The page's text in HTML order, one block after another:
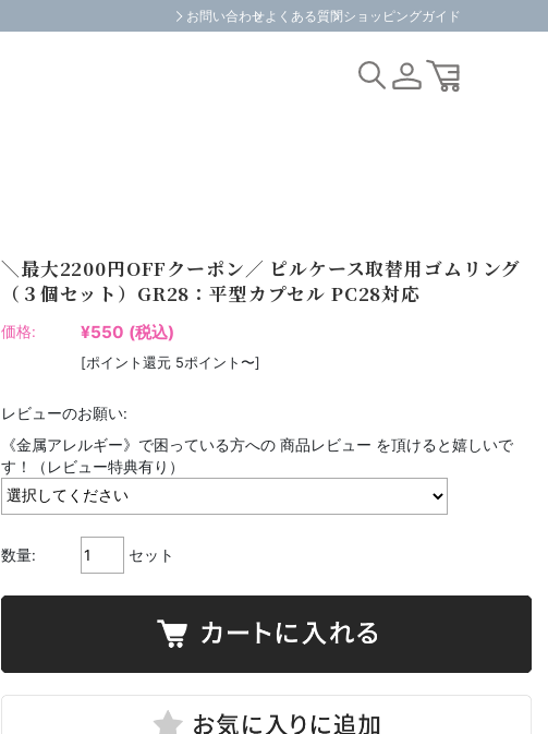
お問い合わせ よくある質問ショッピングガイド
＼最大2200円OFFクーポン／ ピルケース取替用ゴムリング
（３個セット）GR28：平型カプセル PC28対応
価格: ¥550 (税込)
[ポイント還元 5ポイント〜]
レビューのお願い:
《金属アレルギー》で困っている方への 商品レビュー を頂けると嬉しいで
す！（レビュー特典有り）
数量: セット